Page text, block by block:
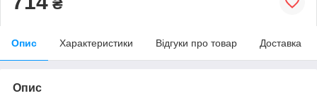
₴
Опис Характеристики Відгуки про товар Доставка
Опис